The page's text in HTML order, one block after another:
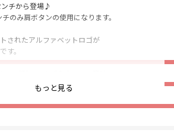
チから登場♪
のみ肩ボタンの使用になります。
されたアルファベットロゴが
す。
あるサガラ刺繍で施しており、
。
トンを使用した
もっと見る